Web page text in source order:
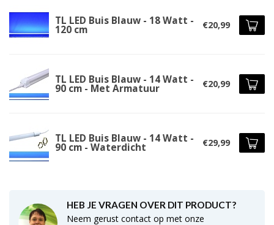
TL LED Buis Blauw - 18 Watt -
120 cm €20,99
TL LED Buis Blauw - 14 Watt -
90 cm - Met Armatuur €20,99
TL LED Buis Blauw - 14 Watt -
90 cm - Waterdicht €29,99
HEB JE VRAGEN OVER DIT PRODUCT?
Neem gerust contact op met onze